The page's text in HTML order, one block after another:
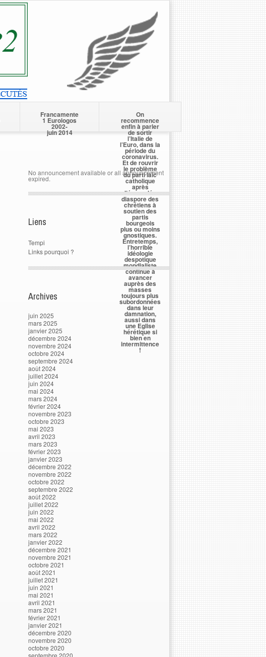
Francamente
1 Eurologos
2002-
juin 2014
On
recommence
enfin à parler
de sortir
l’Italie de
l’Euro, dans la
période du
coronavirus.
Et de rouvrir
le problème
du parti laïc
catholique
après
l’écervelée
diaspore des
chrétiens à
soutien des
partis
bourgeois
plus ou moins
gnostiques.
Entretemps,
l’horrible
idéologie
despotique
mondialiste
continue à
avancer
auprès des
masses
toujours plus
subordonnées
dans leur
damnation,
aussi dans
une Eglise
hérétique si
bien en
intermittence
!
No announcement available or all announcement
expired.
Liens
Tempi
Links pourquoi ?
Archives
juin 2025
mars 2025
janvier 2025
décembre 2024
novembre 2024
octobre 2024
septembre 2024
août 2024
juillet 2024
juin 2024
mai 2024
mars 2024
février 2024
novembre 2023
octobre 2023
mai 2023
avril 2023
mars 2023
février 2023
janvier 2023
décembre 2022
novembre 2022
octobre 2022
septembre 2022
août 2022
juillet 2022
juin 2022
mai 2022
avril 2022
mars 2022
janvier 2022
décembre 2021
novembre 2021
octobre 2021
août 2021
juillet 2021
juin 2021
mai 2021
avril 2021
mars 2021
février 2021
janvier 2021
décembre 2020
novembre 2020
octobre 2020
septembre 2020